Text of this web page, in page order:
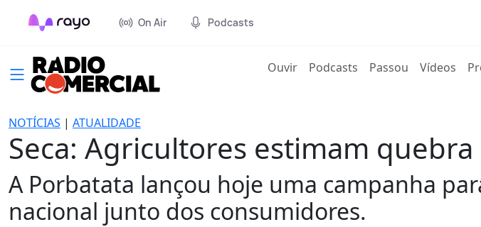
On Air Podcasts
Ouvir(current)
Podcasts Passou Vídeos
NOTÍCIAS | ATUALIDADE
Seca: Agricultores estimam
A Porbatata lançou hoje uma campanha
nacional junto dos consumidores.